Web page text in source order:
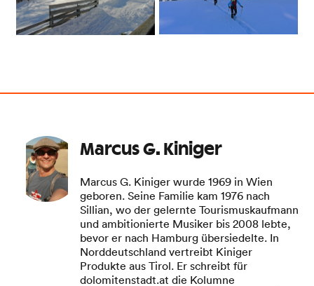
Marcus G. Kiniger
Marcus G. Kiniger wurde 1969 in Wien
geboren. Seine Familie kam 1976 nach
Sillian, wo der gelernte Tourismuskaufmann
und ambitionierte Musiker bis 2008 lebte,
bevor er nach Hamburg übersiedelte. In
Norddeutschland vertreibt Kiniger
Produkte aus Tirol. Er schreibt für
dolomitenstadt.at die Kolumne